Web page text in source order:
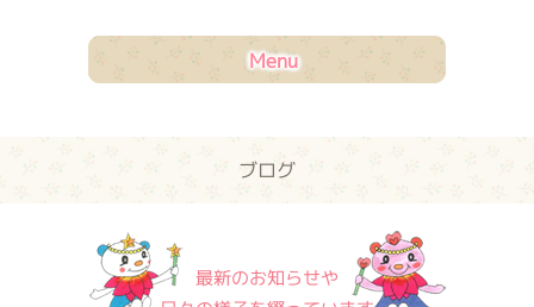
Menu
ブログ
最新のお知らせや